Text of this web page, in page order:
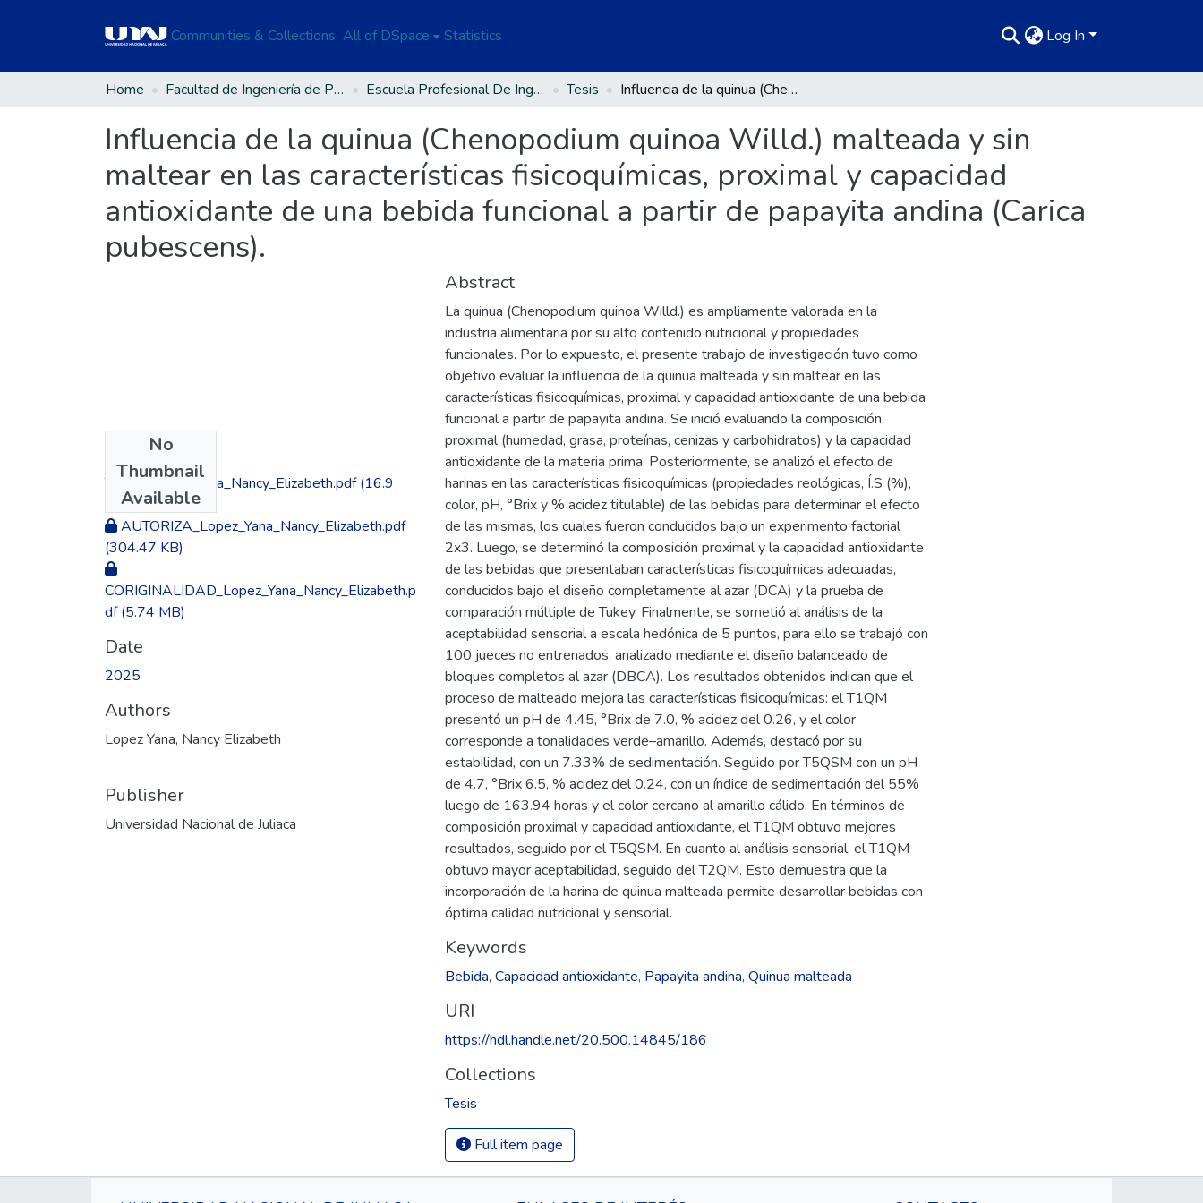
Communities & Collections All of DSpace Statistics Log In
Home Facultad de Ingeniería de Procesos Industriales Escuela Profesional De Ingeniería en Industrias Alimentarias Tesis Influencia de la quinua (Chenopodium quinoa Willd.) malteada y sin maltear en las características fisicoquímicas, proximal y capacidad antioxidante de una bebida funcional a partir de papayita andina (Carica pubescens).
Influencia de la quinua (Chenopodium quinoa Willd.) malteada y sin
maltear en las características fisicoquímicas, proximal y capacidad
antioxidante de una bebida funcional a partir de papayita andina (Carica
pubescens).
No
Thumbnail
Available
TESIS_Lopez_Yana_Nancy_Elizabeth.pdf(16.9
MB)
AUTORIZA_Lopez_Yana_Nancy_Elizabeth.pdf
(304.47 KB)
CORIGINALIDAD_Lopez_Yana_Nancy_Elizabeth.p
df(5.74 MB)
Date
2025
Authors
Lopez Yana, Nancy Elizabeth
Publisher
Universidad Nacional de Juliaca
Abstract
La quinua (Chenopodium quinoa Willd.) es ampliamente valorada en la
industria alimentaria por su alto contenido nutricional y propiedades
funcionales. Por lo expuesto, el presente trabajo de investigación tuvo como
objetivo evaluar la influencia de la quinua malteada y sin maltear en las
características fisicoquímicas, proximal y capacidad antioxidante de una bebida
funcional a partir de papayita andina. Se inició evaluando la composición
proximal (humedad, grasa, proteínas, cenizas y carbohidratos) y la capacidad
antioxidante de la materia prima. Posteriormente, se analizó el efecto de
harinas en las características fisicoquímicas (propiedades reológicas, Í.S (%),
color, pH, °Brix y % acidez titulable) de las bebidas para determinar el efecto
de las mismas, los cuales fueron conducidos bajo un experimento factorial
2x3. Luego, se determinó la composición proximal y la capacidad antioxidante
de las bebidas que presentaban características fisicoquímicas adecuadas,
conducidos bajo el diseño completamente al azar (DCA) y la prueba de
comparación múltiple de Tukey. Finalmente, se sometió al análisis de la
aceptabilidad sensorial a escala hedónica de 5 puntos, para ello se trabajó con
100 jueces no entrenados, analizado mediante el diseño balanceado de
bloques completos al azar (DBCA). Los resultados obtenidos indican que el
proceso de malteado mejora las características fisicoquímicas: el T1QM
presentó un pH de 4.45, °Brix de 7.0, % acidez del 0.26, y el color
corresponde a tonalidades verde–amarillo. Además, destacó por su
estabilidad, con un 7.33% de sedimentación. Seguido por T5QSM con un pH
de 4.7, °Brix 6.5, % acidez del 0.24, con un índice de sedimentación del 55%
luego de 163.94 horas y el color cercano al amarillo cálido. En términos de
composición proximal y capacidad antioxidante, el T1QM obtuvo mejores
resultados, seguido por el T5QSM. En cuanto al análisis sensorial, el T1QM
obtuvo mayor aceptabilidad, seguido del T2QM. Esto demuestra que la
incorporación de la harina de quinua malteada permite desarrollar bebidas con
óptima calidad nutricional y sensorial.
Keywords
Bebida, Capacidad antioxidante, Papayita andina, Quinua malteada
URI
https://hdl.handle.net/20.500.14845/186
Collections
Tesis
Full item page